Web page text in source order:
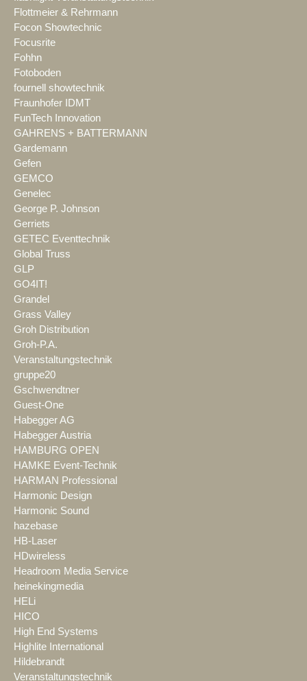
Flottmeier & Rehrmann
Focon Showtechnic
Focusrite
Fohhn
Fotoboden
fournell showtechnik
Fraunhofer IDMT
FunTech Innovation
GAHRENS + BATTERMANN
Gardemann
Gefen
GEMCO
Genelec
George P. Johnson
Gerriets
GETEC Eventtechnik
Global Truss
GLP
GO4IT!
Grandel
Grass Valley
Groh Distribution
Groh-P.A.
Veranstaltungstechnik
gruppe20
Gschwendtner
Guest-One
Habegger AG
Habegger Austria
HAMBURG OPEN
HAMKE Event-Technik
HARMAN Professional
Harmonic Design
Harmonic Sound
hazebase
HB-Laser
HDwireless
Headroom Media Service
heinekingmedia
HELi
HICO
High End Systems
Highlite International
Hildebrandt
Veranstaltungstechnik